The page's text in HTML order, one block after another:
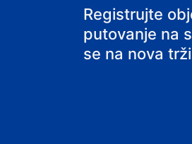
hostel
Registrujte
putovanje na
se na nova